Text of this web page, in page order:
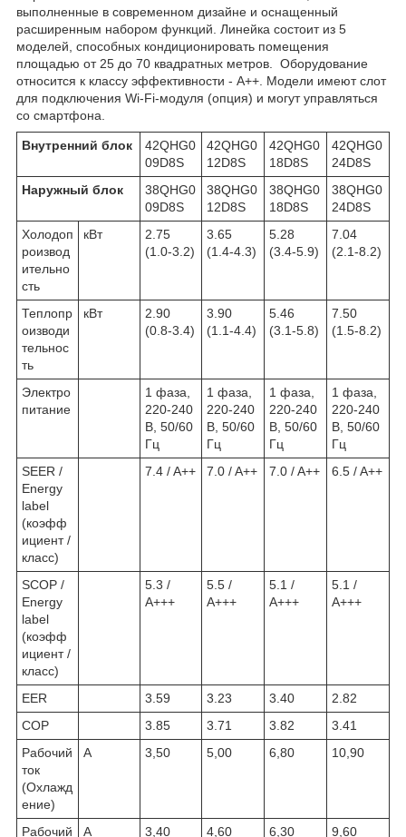
выполненные в современном дизайне и оснащенный
расширенным набором функций. Линейка состоит из 5
моделей, способных кондиционировать помещения
площадью от 25 до 70 квадратных метров. Оборудование
относится к классу эффективности - А++. Модели имеют слот
для подключения Wi-Fi-модуля (опция) и могут управляться
со смартфона.
Внутренний блок
42QHG0
09D8S
42QHG0
12D8S
42QHG0
18D8S
42QHG0
24D8S
Наружный блок
38QHG0
09D8S
38QHG0
12D8S
38QHG0
18D8S
38QHG0
24D8S
Холодоп
роизвод
ительно
сть
кВт
2.75
(1.0-3.2)
3.65
(1.4-4.3)
5.28
(3.4-5.9)
7.04
(2.1-8.2)
Теплопр
оизводи
тельнос
ть
кВт
2.90
(0.8-3.4)
3.90
(1.1-4.4)
5.46
(3.1-5.8)
7.50
(1.5-8.2)
Электро
питание
1 фаза,
220-240
В, 50/60
Гц
1 фаза,
220-240
В, 50/60
Гц
1 фаза,
220-240
В, 50/60
Гц
1 фаза,
220-240
В, 50/60
Гц
SEER /
Energy
label
(коэфф
ициент /
класс)
7.4 / A++ 7.0 / A++ 7.0 / A++ 6.5 / A++
SCOP /
Energy
label
(коэфф
ициент /
класс)
5.3 /
A+++
5.5 /
A+++
5.1 /
A+++
5.1 /
A+++
EER 3.59 3.23 3.40
2.82
COP
3.85 3.71 3.82
3.41
Рабочий
ток
(Охлажд
ение)
A 3,50 5,00 6,80 10,90
Рабочий A 3,40 4,60 6,30 9,60